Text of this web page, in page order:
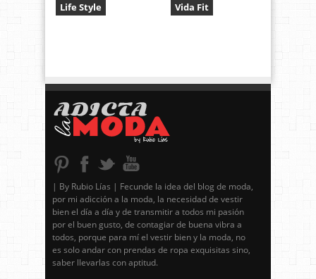
Life Style Vida Fit
| By Rubio Lías | Fecunde la idea del blog de moda,
por mi adicción a la moda, la necesidad de vestir
bien el día a día y de transmitir a todos mi pasión
por el buen gusto, de contagiar de buena vibra a
todos, porque para mí el vestir bien y la moda, no
es solo andar con prendas de ropa exquisitas sino,
saber llevarlas con aptitud.